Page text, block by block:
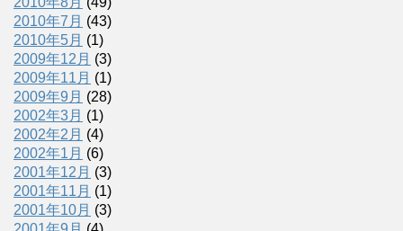
2010年7月 (43)
2010年5月 (1)
2009年12月 (3)
2009年11月 (1)
2009年9月 (28)
2002年3月 (1)
2002年2月 (4)
2002年1月 (6)
2001年12月 (3)
2001年11月 (1)
2001年10月 (3)